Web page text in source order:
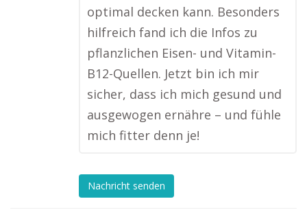
optimal decken kann. Besonders
hilfreich fand ich die Infos zu
pflanzlichen Eisen- und Vitamin-
B12-Quellen. Jetzt bin ich mir
sicher, dass ich mich gesund und
ausgewogen ernähre – und fühle
mich fitter denn je!
Nachricht senden